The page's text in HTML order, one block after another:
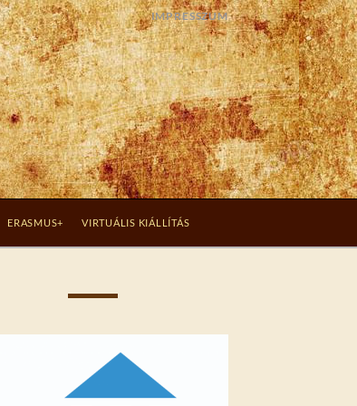
IMPRESSZUM
ERASMUS+ VIRTUÁLIS KIÁLLÍTÁS